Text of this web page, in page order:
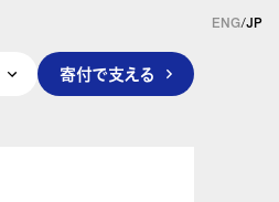
寄付で支える
ENG/JP